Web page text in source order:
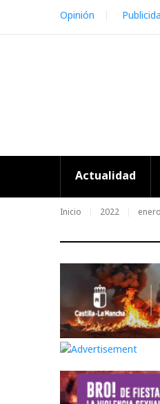
content
Opinión
Actualidad
Inicio 2022 enero